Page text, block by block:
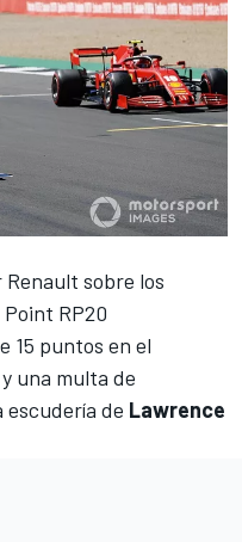
Renault sobre los
Point RP20
15 puntos en el
una multa de
escudería de Lawrence